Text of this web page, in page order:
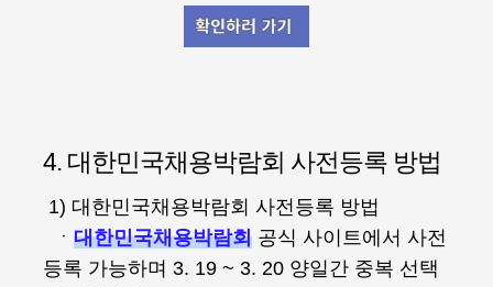
4. 대한민국채용박람회 사전등록 방법
1) 대한민국채용박람회 사전등록 방법
ㆍ 대한민국채용박람회 공식 사이트에서 사전
등록 가능하며 3. 19 ~ 3. 20 양일간 중복 선택